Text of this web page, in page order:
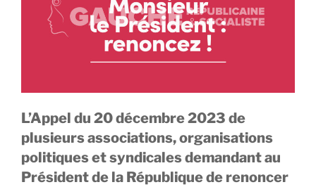
L’Appel du 20 décembre 2023 de
plusieurs associations, organisations
politiques et syndicales demandant au
Président de la République de renoncer